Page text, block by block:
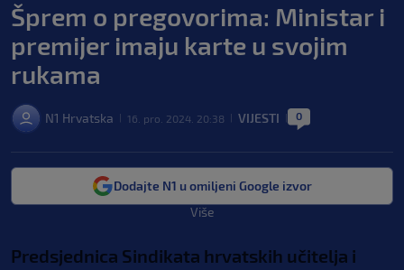
Šprem o pregovorima: Ministar i
premijer imaju karte u svojim
rukama
N1 Hrvatska 16. pro. 2024. 20:38 VIJESTI 0
Dodajte N1 u omiljeni Google izvor
Više
Predsjednica Sindikata hrvatskih učitelja i